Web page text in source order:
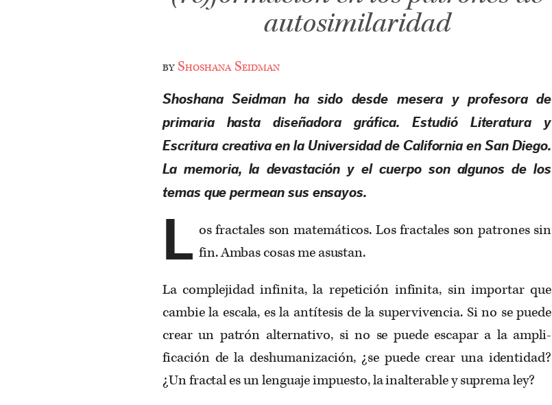
autosimilaridad
byShoshana Seidman
Shoshana Seidman ha sido desde mesera y profesora de
primaria hasta diseñadora gráfica. Estudió Literatura y
Escritura creativa en la Universidad de California en San Diego.
La memoria, la devastación y el cuerpo son algunos de los
temas que permean sus ensayos.
L os fractales son matemáticos. Los fractales son patrones sin
fin. Ambas cosas me asustan.
La complejidad infinita, la repetición infinita, sin importar que
cambie la escala, es la antítesis de la supervivencia. Si no se pue­de
crear un patrón alternativo, si no se puede escapar a la ampli­
ficación de la deshumanización, ¿se puede crear una identidad?
¿Un fractal es un lenguaje impuesto, la inalterable y suprema ley?